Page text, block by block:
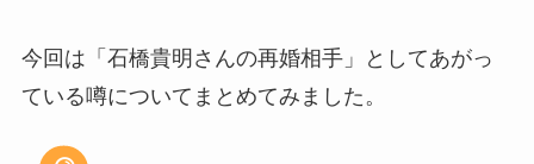
今回は「石橋貴明さんの再婚相手」としてあがっ
ている噂についてまとめてみました。